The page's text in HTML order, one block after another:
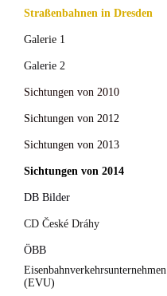
Straßenbahnen in Dresden
Galerie 1
Galerie 2
Sichtungen von 2010
Sichtungen von 2012
Sichtungen von 2013
Sichtungen von 2014
DB Bilder
CD České Dráhy
ÖBB
Eisenbahnverkehrsunternehmen
(EVU)